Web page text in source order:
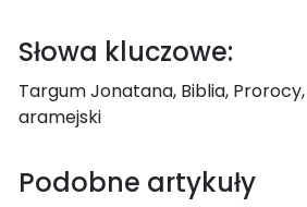
Słowa kluczowe:
Targum Jonatana, Biblia,
aramejski
Podobne artykuły